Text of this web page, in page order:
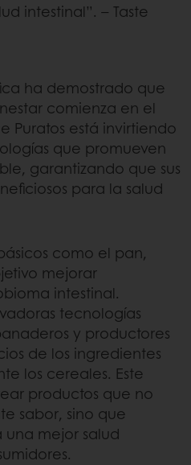
intestinal”. – Taste
ha demostrado que
comienza en el
Puratos está invirtiendo
que promueven
garantizando que sus
para la salud
como el pan,
mejorar
intestinal.
tecnologías
y productores
de los ingredientes
los cereales. Este
productos que no
sabor, sino que
mejor salud